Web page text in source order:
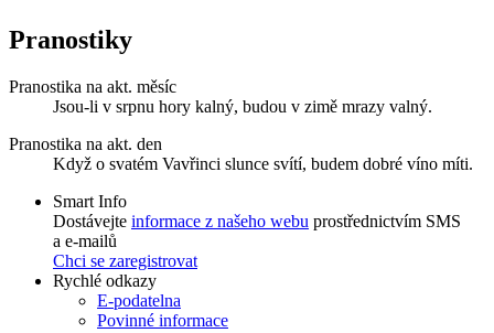
Pranostiky
Pranostika na akt. měsíc
Jsou-li v srpnu hory kalný, budou v zimě mrazy valný.
Pranostika na akt. den
Když o svatém Vavřinci slunce svítí, budem dobré víno míti.
Smart Info
Dostávejte informace z našeho webu prostřednictvím SMS
a e-mailů
Chci se zaregistrovat
Rychlé odkazy
E-podatelna
Povinné informace